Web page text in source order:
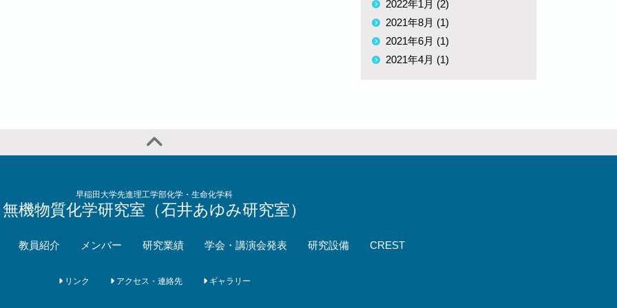
2022年1月 (2)
2021年8月 (1)
2021年6月 (1)
2021年4月 (1)
早稲田大学先進理工学部化学・生命化学科
無機物質化学研究室（石井あゆみ研究室）
教員紹介 メンバー 研究業績 学会・講演会発表 研究設備 CREST
リンク アクセス・連絡先 ギャラリー